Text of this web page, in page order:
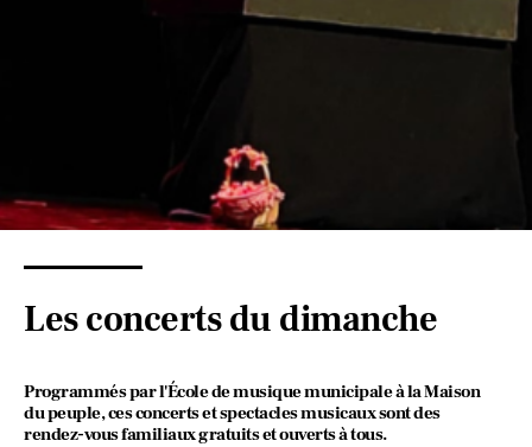
Les concerts du dimanche
Programmés par l'École de musique municipale à la Maison
du peuple, ces concerts et spectacles musicaux sont des
rendez-vous familiaux gratuits et ouverts à tous.